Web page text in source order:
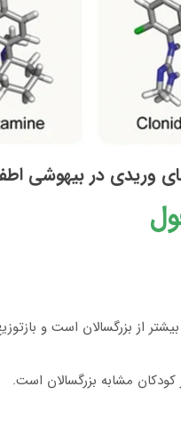
وریدی در بیهوشی
از بزرگسالان است و
مشابه بزرگسالان است.